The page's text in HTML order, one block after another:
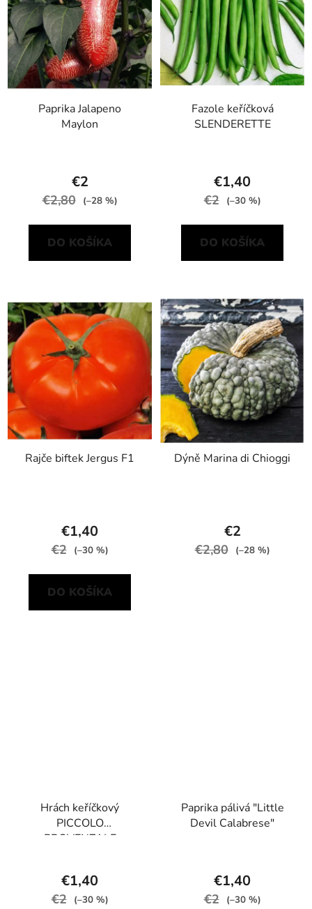
Paprika Jalapeno
Maylon
€2
€2,80 (–28 %)
DO KOŠÍKA
Fazole keříčková
SLENDERETTE
€1,40
€2 (–30 %)
DO KOŠÍKA
Rajče biftek Jergus F1
€1,40
€2 (–30 %)
DO KOŠÍKA
Dýně Marina di Chioggi
€2
€2,80 (–28 %)
Hrách keříčkový
PICCOLO
PROVENZALE
€1,40
€2 (–30 %)
Paprika pálivá "Little
Devil Calabrese"
€1,40
€2 (–30 %)